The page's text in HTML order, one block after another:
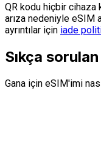
QR kodu hiçbir cihaza
arıza nedeniyle eSIM
ayrıntılar için iade
Sıkça
Gana için eSIM'imi